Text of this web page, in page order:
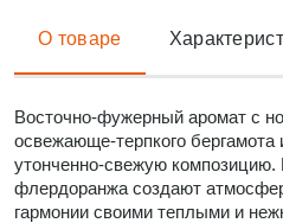
О товаре
Восточно-фужерный аромат с
освежающе-терпкого
утонченно-свежую
флердоранжа создают
гармонии своими теплыми и